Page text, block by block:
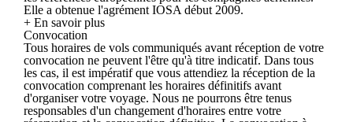
Elle a obtenue l'agrément IOSA début 2009.
+ En savoir plus
Convocation
Tous horaires de vols communiqués avant réception de votre
convocation ne peuvent l'être qu'à titre indicatif. Dans tous
les cas, il est impératif que vous attendiez la réception de la
convocation comprenant les horaires définitifs avant
d'organiser votre voyage. Nous ne pourrons être tenus
responsables d'un changement d'horaires entre votre